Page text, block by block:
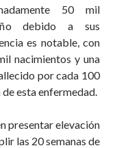
50 mil
debido a sus
es notable, con
nacimientos y una
por cada 100
esta enfermedad.
presentar elevación
las 20 semanas de